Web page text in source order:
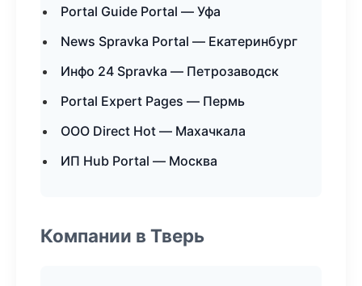
Portal Guide Portal — Уфа
News Spravka Portal — Екатеринбург
Инфо 24 Spravka — Петрозаводск
Portal Expert Pages — Пермь
ООО Direct Hot — Махачкала
ИП Hub Portal — Москва
Компании в Тверь